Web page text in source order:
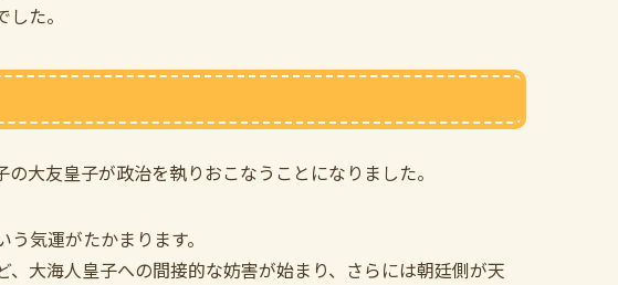
た。
大友皇子が政治を執りおこなうことになりました。
気運がたかまります。
大海人皇子への間接的な妨害が始まり、さらには朝廷側が天